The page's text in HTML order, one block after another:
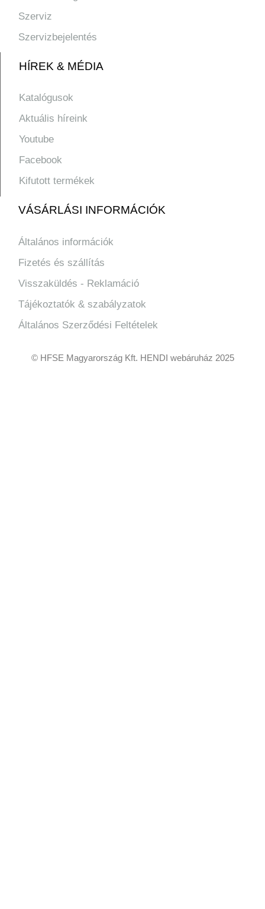
Szerviz
Szervizbejelentés
HÍREK & MÉDIA
Katalógusok
Aktuális híreink
Youtube
Facebook
Kifutott termékek
VÁSÁRLÁSI INFORMÁCIÓK
Általános információk
Fizetés és szállítás
Visszaküldés - Reklamáció
Tájékoztatók & szabályzatok
Általános Szerződési Feltételek
© HFSE Magyarország Kft. HENDI webáruház 2025